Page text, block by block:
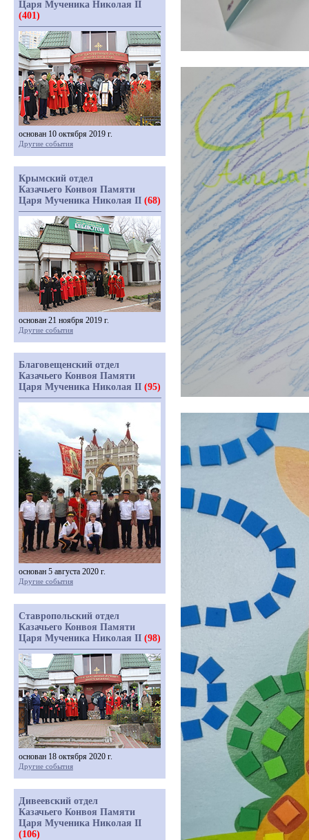
Царя Мученика Николая II
(401)
основан 10 октября 2019 г.
Другие события
Крымский отдел
Казачьего Конвоя Памяти
Царя Мученика Николая II (68)
основан 21 ноября 2019 г.
Другие события
Благовещенский отдел
Казачьего Конвоя Памяти
Царя Мученика Николая II (95)
основан 5 августа 2020 г.
Другие события
Ставропольский отдел
Казачьего Конвоя Памяти
Царя Мученика Николая II (98)
основан 18 октября 2020 г.
Другие события
Дивеевский отдел
Казачьего Конвоя Памяти
Царя Мученика Николая II
(106)